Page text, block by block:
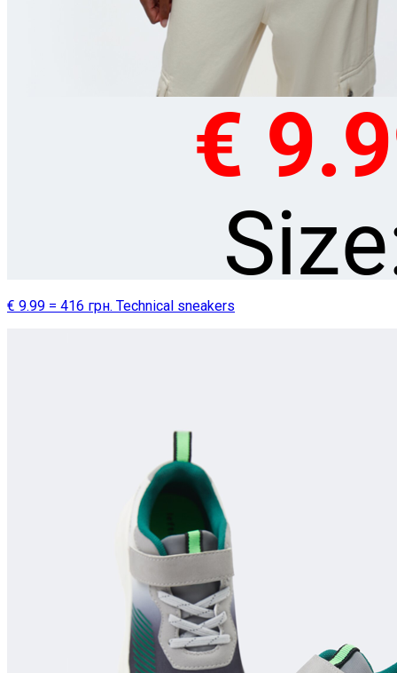
€ 9.99 = 416 грн. Technical sneakers